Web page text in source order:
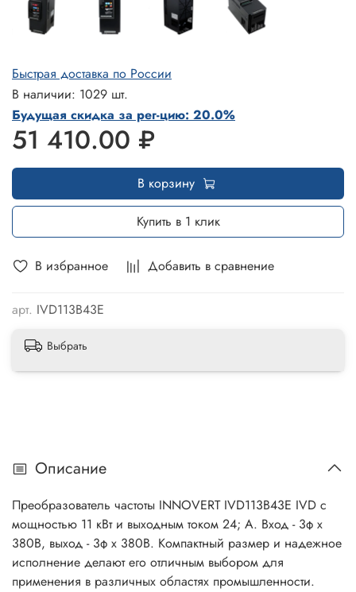
В избранное Добавить в сравнение
арт. IVD113B43E
Быстрая доставка по России
В наличии: 1029 шт.
Будущая скидка за рег-цию: 20.0%
51 410.00 ₽
В корзину
Купить в 1 клик
Выбрать
Описание
Преобразователь частоты INNOVERT IVD113B43E IVD с
мощностью 11 кВт и выходным током 24; А. Вход - 3ф x
380В, выход - 3ф х 380В. Компактный размер и надежное
исполнение делают его отличным выбором для
применения в различных областях промышленности.